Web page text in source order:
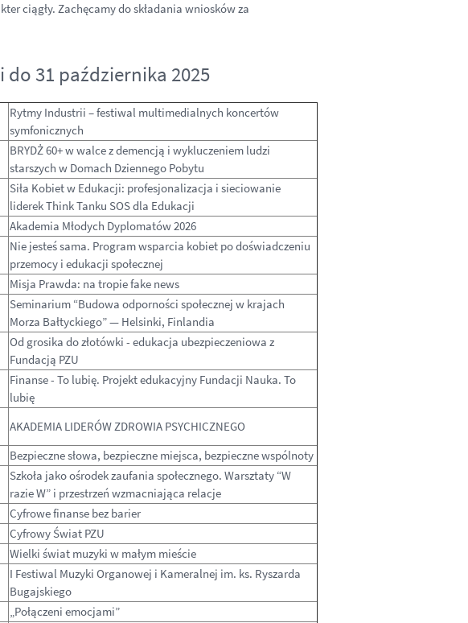
ciągły. Zachęcamy do składania wniosków za
31 października 2025
Rytmy Industrii – festiwal multimedialnych koncertów
symfonicznych
BRYDŻ 60+ w walce z demencją i wykluczeniem ludzi
starszych w Domach Dziennego Pobytu
Siła Kobiet w Edukacji: profesjonalizacja i sieciowanie
liderek Think Tanku SOS dla Edukacji
Akademia Młodych Dyplomatów 2026
Nie jesteś sama. Program wsparcia kobiet po doświadczeniu
przemocy i edukacji społecznej
Misja Prawda: na tropie fake news
Seminarium “Budowa odporności społecznej w krajach
Morza Bałtyckiego” — Helsinki, Finlandia
Od grosika do złotówki - edukacja ubezpieczeniowa z
Fundacją PZU
Finanse - To lubię. Projekt edukacyjny Fundacji Nauka. To
lubię
AKADEMIA LIDERÓW ZDROWIA PSYCHICZNEGO
Bezpieczne słowa, bezpieczne miejsca, bezpieczne wspólnoty
Szkoła jako ośrodek zaufania społecznego. Warsztaty “W
razie W” i przestrzeń wzmacniająca relacje
Cyfrowe finanse bez barier
Cyfrowy Świat PZU
Wielki świat muzyki w małym mieście
I Festiwal Muzyki Organowej i Kameralnej im. ks. Ryszarda
Bugajskiego
„Połączeni emocjami”